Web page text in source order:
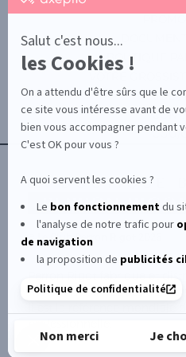
En
savoir
plus
sur
Axeptio
Salut c'est nous...
les Cookies !
On a attendu d'être sûrs que le
ce site vous intéresse avant de
bien vous accompagner pendant
C'est OK pour vous ?
A quoi servent les cookies ?
Le bon fonctionnementdu
l'analyse de notre trafic pour
de navigation
la proposition de publicités
Politique de confidentialité
Non merci Je
BOUTIQUE
AIDE /
CGU/
© Le Club Perron Rigot 2026
matériels esthétiques à